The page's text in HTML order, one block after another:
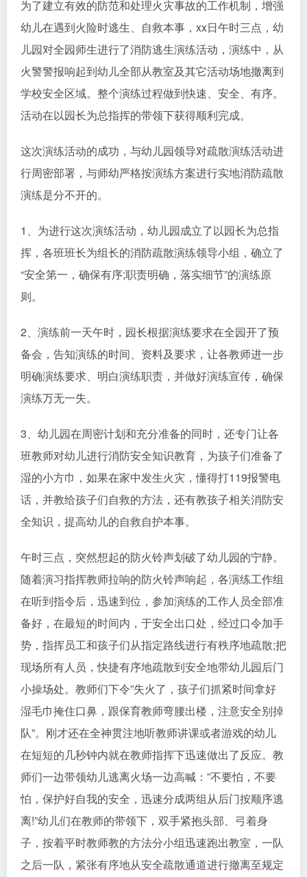
为了建立有效的防范和处理火灾事故的工作机制，增强
幼儿在遇到火险时逃生、自救本事，xx日午时三点，幼
儿园对全园师生进行了消防逃生演练活动，演练中，从
火警警报响起到幼儿全部从教室及其它活动场地撤离到
学校安全区域。整个演练过程做到快速、安全、有序。
活动在以园长为总指挥的带领下获得顺利完成。
这次演练活动的成功，与幼儿园领导对疏散演练活动进
行周密部署，与师幼严格按演练方案进行实地消防疏散
演练是分不开的。
1、为进行这次演练活动，幼儿园成立了以园长为总指
挥，各班班长为组长的消防疏散演练领导小组，确立了
“安全第一，确保有序;职责明确，落实细节”的演练原
则。
2、演练前一天午时，园长根据演练要求在全园开了预
备会，告知演练的时间、资料及要求，让各教师进一步
明确演练要求、明白演练职责，并做好演练宣传，确保
演练万无一失。
3、幼儿园在周密计划和充分准备的同时，还专门让各
班教师对幼儿进行消防安全知识教育，为孩子们准备了
湿的小方巾，如果在家中发生火灾，懂得打119报警电
话，并教给孩子们自救的方法，还有教孩子相关消防安
全知识，提高幼儿的自救自护本事。
午时三点，突然想起的防火铃声划破了幼儿园的宁静。
随着演习指挥教师拉响的防火铃声响起，各演练工作组
在听到指令后，迅速到位，参加演练的工作人员全部准
备好，在最短的时间内，于安全出口处，经过口令加手
势，指挥员工和孩子们从指定路线进行有秩序地疏散;把
现场所有人员，快捷有序地疏散到安全地带幼儿园后门
小操场处。教师们下令”失火了，孩子们抓紧时间拿好
湿毛巾掩住口鼻，跟保育教师弯腰出楼，注意安全别掉
队”。刚才还在全神贯注地听教师讲课或者游戏的幼儿
在短短的几秒钟内就在教师指挥下迅速做出了反应。教
师们一边带领幼儿逃离火场一边高喊：”不要怕，不要
怕，保护好自我的安全，迅速分成两组从后门按顺序逃
离!”幼儿们在教师的带领下，双手紧抱头部、弓着身
子，按着平时教师教的方法分小组迅速跑出教室，一队
之后一队，紧张有序地从安全疏散通道进行撤离至规定